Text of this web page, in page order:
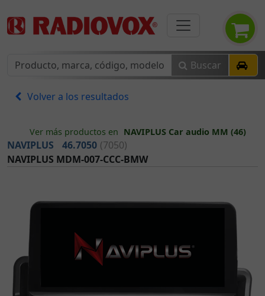
Buscar
Volver a los resultados
Ver más productos en NAVIPLUS Car audio MM (46)
NAVIPLUS 46.7050 (7050)
NAVIPLUS MDM-007-CCC-BMW